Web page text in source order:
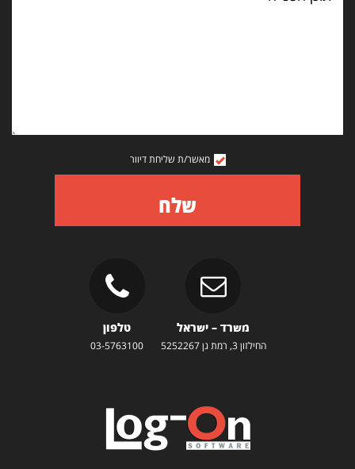
מאשר/ת שליחת דיוור
שלח
משרד – ישראל
החילזון 3, רמת גן 5252267
טלפון
03-5763100